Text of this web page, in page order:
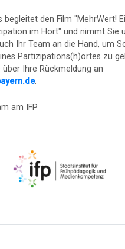
begleitet den Film "MehrWert!
im Hort" und nimmt Sie
Ihr Team an die Hand, um
Partizipations(h)ortes zu
Ihre Rückmeldung an
.
am IFP